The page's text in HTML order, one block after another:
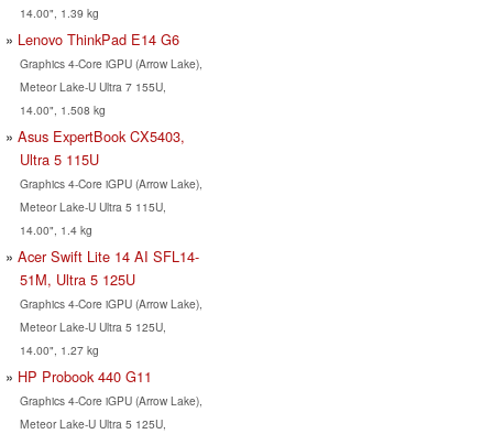
14.00", 1.39 kg
Lenovo ThinkPad E14 G6
Graphics 4-Core iGPU (Arrow Lake),
Meteor Lake-U Ultra 7 155U,
14.00", 1.508 kg
Asus ExpertBook CX5403,
Ultra 5 115U
Graphics 4-Core iGPU (Arrow Lake),
Meteor Lake-U Ultra 5 115U,
14.00", 1.4 kg
Acer Swift Lite 14 AI SFL14-
51M, Ultra 5 125U
Graphics 4-Core iGPU (Arrow Lake),
Meteor Lake-U Ultra 5 125U,
14.00", 1.27 kg
HP Probook 440 G11
Graphics 4-Core iGPU (Arrow Lake),
Meteor Lake-U Ultra 5 125U,